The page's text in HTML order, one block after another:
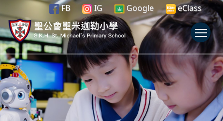
FB IG Google eClass